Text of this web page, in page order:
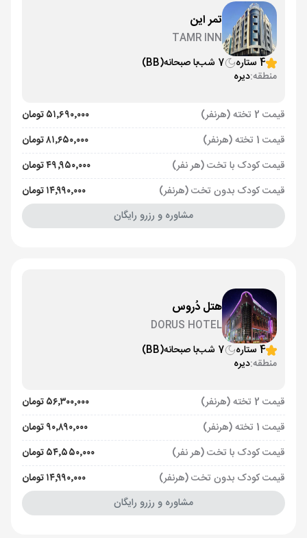
تمر این
TAMR INN
4 ستاره
7 شب با صبحانه(BB)
منطقه:دیره
قیمت 2 تخته (هرنفر)
۵۱٬۶۹۰٬۰۰۰ تومان
قیمت 1 تخته (هرنفر)
۸۱٬۶۵۰٬۰۰۰ تومان
قیمت کودک با تخت (هر نفر)
۴۹٬۹۵۰٬۰۰۰ تومان
قیمت کودک بدون تخت (هرنفر)
۱۴٬۹۹۰٬۰۰۰ تومان
مشاوره و رزرو رایگان
هتل دُروس
DORUS HOTEL
4 ستاره
7 شب با صبحانه(BB)
منطقه:دیره
قیمت 2 تخته (هرنفر)
۵۶٬۳۰۰٬۰۰۰ تومان
قیمت 1 تخته (هرنفر)
۹۰٬۸۹۰٬۰۰۰ تومان
قیمت کودک با تخت (هر نفر)
۵۴٬۵۵۰٬۰۰۰ تومان
قیمت کودک بدون تخت (هرنفر)
۱۴٬۹۹۰٬۰۰۰ تومان
مشاوره و رزرو رایگان